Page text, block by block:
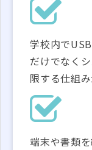
学校内で
だけでなく
限する仕組
端末や書類